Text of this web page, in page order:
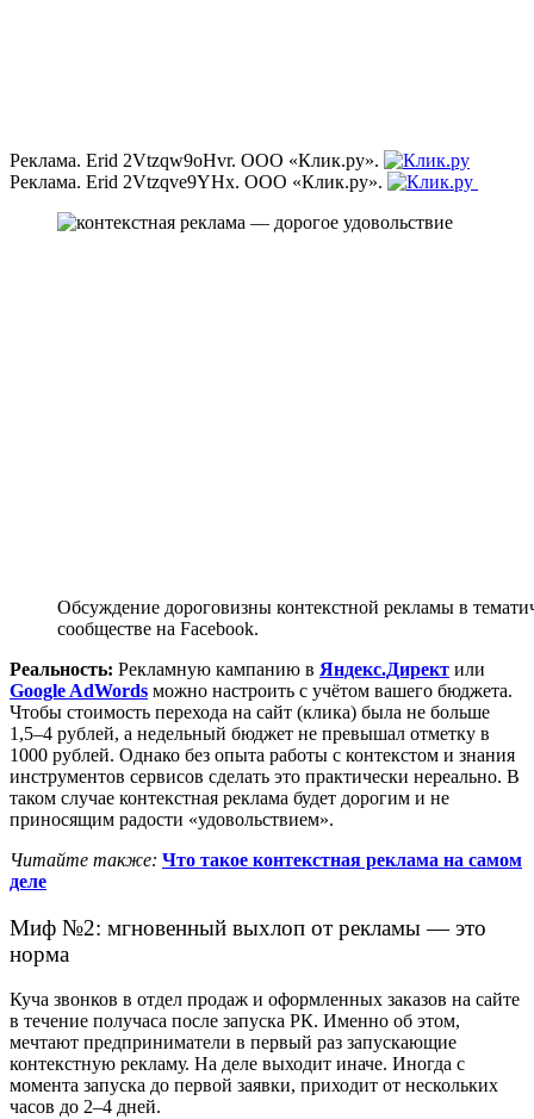
Реклама. Erid 2Vtzqw9oHvr. ООО «Клик.ру».
Реклама. Erid 2Vtzqve9YHx. ООО «Клик.ру».
Обсуждение дороговизны контекстной рекламы в
сообществе на Facebook.
Реальность: Рекламную кампанию в Яндекс.Директ или
Google AdWords можно настроить с учётом вашего бюджета.
Чтобы стоимость перехода на сайт (клика) была не больше
1,5–4 рублей, а недельный бюджет не превышал отметку в
1000 рублей. Однако без опыта работы с контекстом и знания
инструментов сервисов сделать это практически нереально. В
таком случае контекстная реклама будет дорогим и не
приносящим радости «удовольствием».
Читайте также: Что такое контекстная реклама на самом
деле
Миф №2: мгновенный выхлоп от рекламы — это
норма
Куча звонков в отдел продаж и оформленных заказов на сайте
в течение получаса после запуска РК. Именно об этом,
мечтают предприниматели в первый раз запускающие
контекстную рекламу. На деле выходит иначе. Иногда с
момента запуска до первой заявки, приходит от нескольких
часов до 2–4 дней.